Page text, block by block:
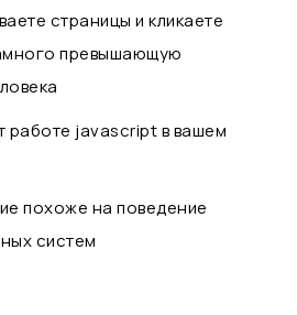
страницы и кликаете
превышающую
работе javascript в вашем
похоже на поведение
систем